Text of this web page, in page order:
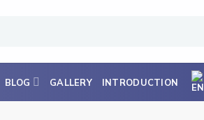
BLOG GALLERY INTRODUCTION